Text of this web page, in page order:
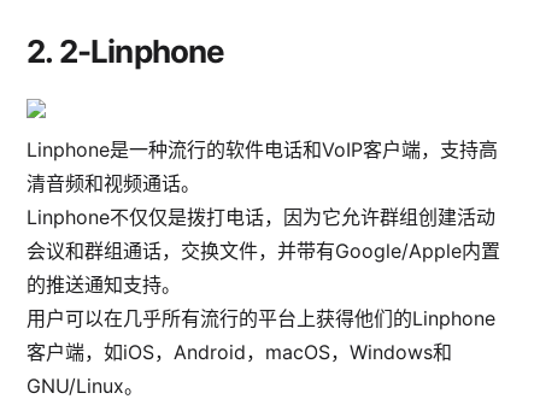
2. 2-Linphone
Linphone是一种流行的软件电话和VoIP客户端，支持高
清音频和视频通话。
Linphone不仅仅是拨打电话，因为它允许群组创建活动
会议和群组通话，交换文件，并带有Google/Apple内置
的推送通知支持。
用户可以在几乎所有流行的平台上获得他们的Linphone
客户端，如iOS，Android，macOS，Windows和
GNU/Linux。